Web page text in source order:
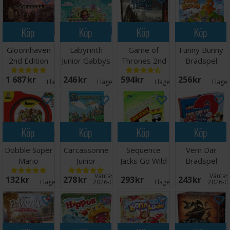
Köp
Gloomhaven
2nd Edition
Brädspel
1 687 SEK I lager:6
Köp
Labyrinth
Junior Gabbys
246 SEK I lager: 2
Köp
Game of
Thrones 2nd
edition
Brädspel
594 SEK I lager: 5
Köp
Funny Bunny
Brädspel
256 SEK I
Köp
Dobble Super
Mario
Brädspel
132 SEK I lager: 6
Köp
Carcassonne
Junior
Brädspel -
Svensk
278 SEK Väntas in:
2026-09-30
Köp
Sequence
Jacks Go Wild
293 SEK I lager: 1
Köp
Vem Där
Brädspel
243 SEK 2026-